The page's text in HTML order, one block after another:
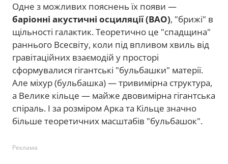
Одне з можливих пояснень їх появи —
баріонні акустичні осциляції (BAO), "брижі" в
щільності галактик. Теоретично це "спадщина"
раннього Всесвіту, коли під впливом хвиль від
гравітаційних взаємодій у просторі
сформувалися гігантські "бульбашки" матерії.
Але міхур (бульбашка) — тривимірна структура,
а Велике кільце — майже двовимірна гігантська
спіраль. І за розміром Арка та Кільце значно
більше теоретичних масштабів "бульбашок".
Реклама